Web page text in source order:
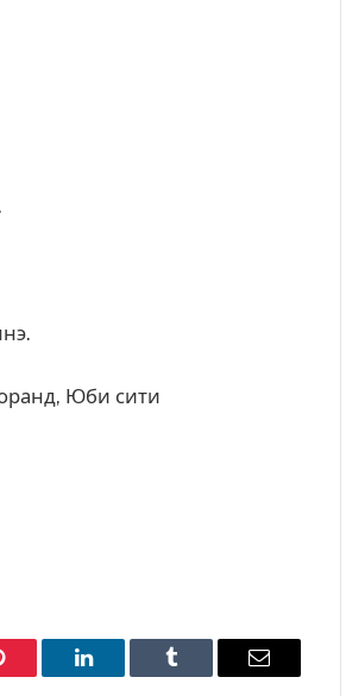
Юби сити
LinkedIn Tumblr Имэйл